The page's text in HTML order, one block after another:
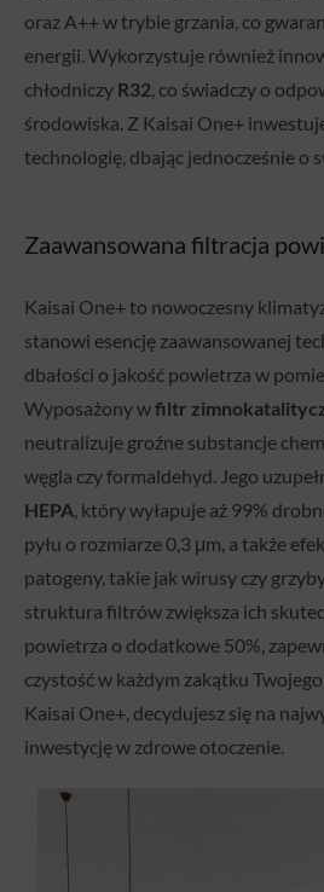
oraz A++ w trybie grzania, co
energii. Wykorzystuje również
chłodniczy R32 , co świadczy o
środowiska. Z Kaisai One+
technologię, dbając jednocześnie o
Zaawansowana filtracja
Kaisai One+ to nowoczesny
stanowi esencję zaawansowanej
dbałości o jakość powietrza w
Wyposażony wfiltr
neutralizuje groźne substancje
węgla czy formaldehyd. Jego
HEPA , który wyłapuje aż 99%
pyłu o rozmiarze 0,3 μm, a także
patogeny, takie jak wirusy czy
struktura filtrów zwiększa ich
powietrza o dodatkowe 50%,
czystość w każdym zakątku
Kaisai One+, decydujesz się na
inwestycję w zdrowe otoczenie.